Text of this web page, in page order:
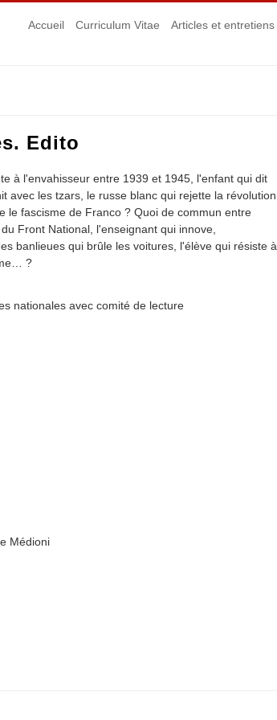
Accueil Curriculum Vitae Articles et entretiens
Edito
à l'envahisseur entre 1939 et 1945, l'enfant qui dit
avec les tzars, le russe blanc qui rejette la révolution
le fascisme de Franco ? Quoi de commun entre
Front National, l'enseignant qui innove,
banlieues qui brûle les voitures, l'élève qui résiste à
?
nationales avec comité de lecture
Médioni